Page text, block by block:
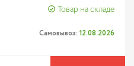
Товар на складе
Самовывоз: 12.08.2026